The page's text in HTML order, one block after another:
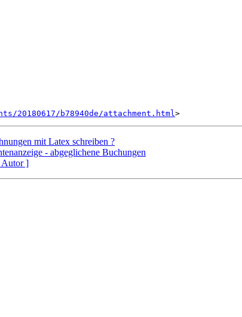
b78940de/attachment.html
mit Latex schreiben ?
- abgeglichene Buchungen
Autor ]